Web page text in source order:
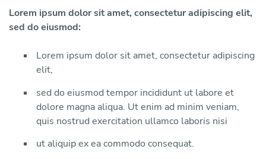
Lorem ipsum dolor sit amet, consectetur adipiscing elit,
sed do eiusmod:
Lorem ipsum dolor sit amet, consectetur adipiscing
elit,
sed do eiusmod tempor incididunt ut labore et
dolore magna aliqua. Ut enim ad minim veniam,
quis nostrud exercitation ullamco laboris nisi
ut aliquip ex ea commodo consequat.